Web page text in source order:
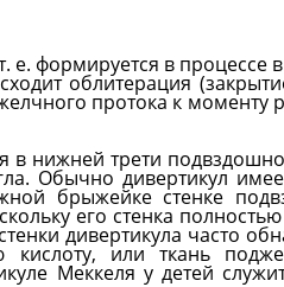
формируется в процессе
облитерация
протока к моменту
в нижней трети
Обычно дивертикул
брыжейке стенке
его стенка
дивертикула часто
кислоту, или ткань
Меккеля у детей